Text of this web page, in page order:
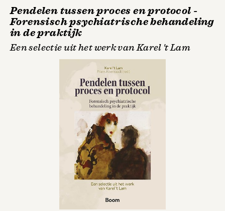
Pendelen tussen proces en protocol -
Forensisch psychiatrische behandeling
in de praktijk
Een selectie uit het werk van Karel 't Lam